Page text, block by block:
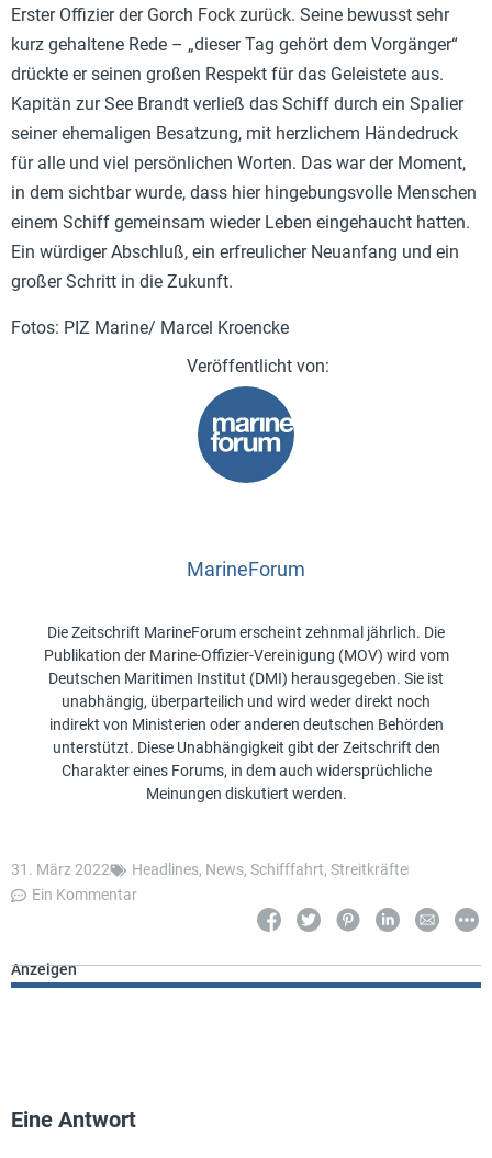
Erster Offizier der Gorch Fock zurück. Seine bewusst sehr
kurz gehaltene Rede – „dieser Tag gehört dem Vorgänger“
drückte er seinen großen Respekt für das Geleistete aus.
Kapitän zur See Brandt verließ das Schiff durch ein Spalier
seiner ehemaligen Besatzung, mit herzlichem Händedruck
für alle und viel persönlichen Worten. Das war der Moment,
in dem sichtbar wurde, dass hier hingebungsvolle Menschen
einem Schiff gemeinsam wieder Leben eingehaucht hatten.
Ein würdiger Abschluß, ein erfreulicher Neuanfang und ein
großer Schritt in die Zukunft.
Fotos: PIZ Marine/ Marcel Kroencke
MarineForum
Die Zeitschrift MarineForum erscheint zehnmal jährlich. Die
Publikation der Marine-Offizier-Vereinigung (MOV) wird vom
Deutschen Maritimen Institut (DMI) herausgegeben. Sie ist
unabhängig, überparteilich und wird weder direkt noch
indirekt von Ministerien oder anderen deutschen Behörden
unterstützt. Diese Unabhängigkeit gibt der Zeitschrift den
Charakter eines Forums, in dem auch widersprüchliche
Meinungen diskutiert werden.
31. März 2022 Headlines, News, Schifffahrt, Streitkräfte
Ein Kommentar
Anzeigen
Eine Antwort